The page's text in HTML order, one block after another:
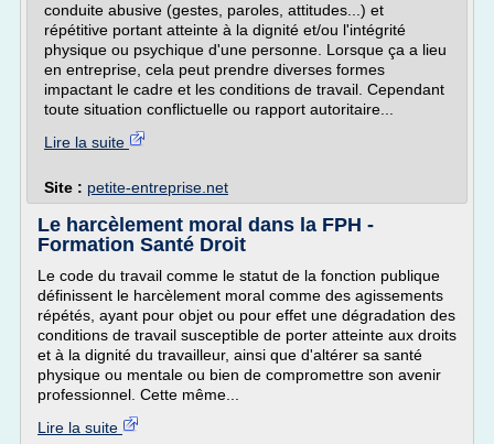
conduite abusive (gestes, paroles, attitudes...) et
répétitive portant atteinte à la dignité et/ou l'intégrité
physique ou psychique d'une personne. Lorsque ça a lieu
en entreprise, cela peut prendre diverses formes
impactant le cadre et les conditions de travail. Cependant
toute situation conflictuelle ou rapport autoritaire...
Lire la suite
Site : petite-entreprise.net
Le harcèlement moral dans la FPH -
Formation Santé Droit
Le code du travail comme le statut de la fonction publique
définissent le harcèlement moral comme des agissements
répétés, ayant pour objet ou pour effet une dégradation des
conditions de travail susceptible de porter atteinte aux droits
et à la dignité du travailleur, ainsi que d'altérer sa santé
physique ou mentale ou bien de compromettre son avenir
professionnel. Cette même...
Lire la suite